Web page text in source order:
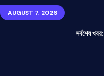
AUGUST 7, 2026
সর্বশেষ খবর: